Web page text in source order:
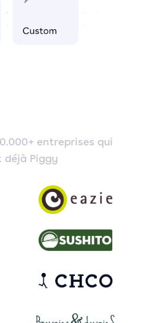
entreprises qui
déjà Piggy